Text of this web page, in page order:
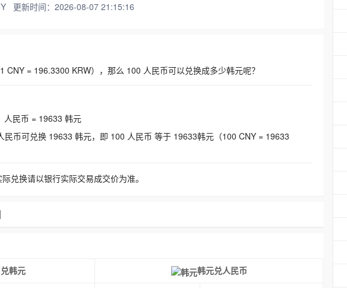
更新时间：2026-08-07 21:15:16
CNY = 196.3300 KRW），那么 100 人民币可以兑换成多少韩元呢？
人民币 = 19633 韩元
民币可兑换 19633 韩元，即 100 人民币 等于 19633韩元（100 CNY = 19633
兑换请以银行实际交易成交价为准。
韩元 韩元兑人民币